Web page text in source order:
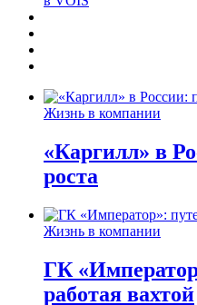
Жизнь в компании
«Каргилл» в
роста
Жизнь в компании
ГК
работая вахтой